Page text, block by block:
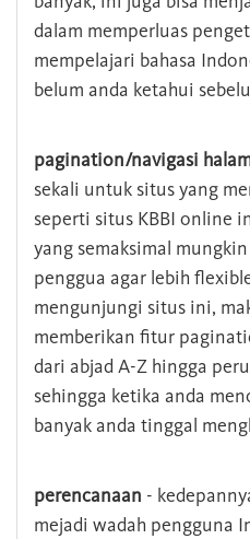
dalam memperluas
mempelajari bahasa
belum anda ketahui
pagination/navigasi
sekali untuk situs yang
seperti situs KBBI online
yang semaksimal
penggua agar lebih
mengunjungi situs ini,
memberikan fitur
dari abjad A-Z hingga
sehingga ketika anda
banyak anda tinggal
perencanaan -
mejadi wadah pengguna